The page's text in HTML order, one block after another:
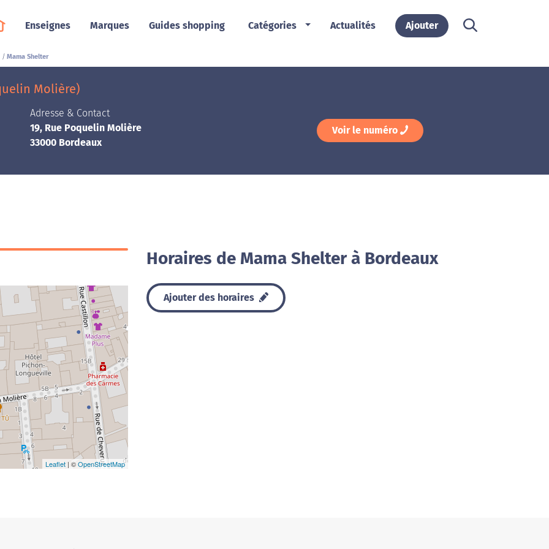
Enseignes Marques Guides shopping Catégories Actualités Ajouter
Mama Shelter
Molière)
Adresse & Contact
19, Rue Poquelin Molière
33000 Bordeaux
Voir le numéro
Leaflet | ©OpenStreetMap
Horaires de Mama Shelter à Bordeaux
Ajouter des horaires